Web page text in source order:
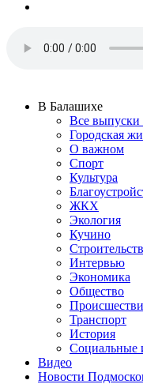
В Балашихе
Все выпуски
Городская
О важном
Спорт
Культура
ЖКХ
Экология
Кучино
Интервью
Экономика
Общество
Транспорт
История
Социальные
Видео
Новости